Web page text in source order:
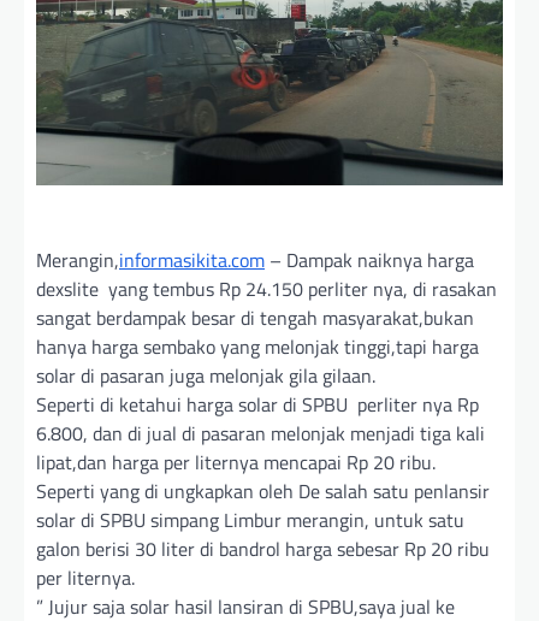
Merangin,informasikita.com – Dampak naiknya harga
dexslite yang tembus Rp 24.150 perliter nya, di rasakan
sangat berdampak besar di tengah masyarakat,bukan
hanya harga sembako yang melonjak tinggi,tapi harga
solar di pasaran juga melonjak gila gilaan.
Seperti di ketahui harga solar di SPBU perliter nya Rp
6.800, dan di jual di pasaran melonjak menjadi tiga kali
lipat,dan harga per liternya mencapai Rp 20 ribu.
Seperti yang di ungkapkan oleh De salah satu penlansir
solar di SPBU simpang Limbur merangin, untuk satu
galon berisi 30 liter di bandrol harga sebesar Rp 20 ribu
per liternya.
” Jujur saja solar hasil lansiran di SPBU,saya jual ke